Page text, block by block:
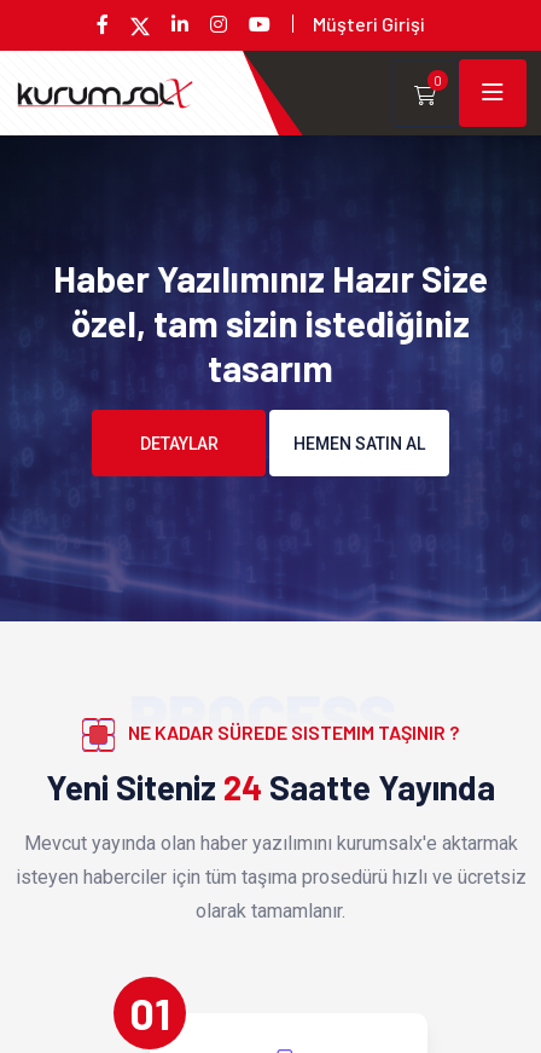
Müşteri Girişi
0
Haber Yazılımınız Hazır Size
özel, tam sizin istediğiniz
tasarım
DETAYLAR HEMEN SATIN AL
PROCESS
NE KADAR SÜREDE SISTEMIM TAŞINIR ?
Yeni Siteniz 24 Saatte Yayında
Mevcut yayında olan haber yazılımını kurumsalx'e aktarmak
isteyen haberciler için tüm taşıma prosedürü hızlı ve ücretsiz
olarak tamamlanır.
01